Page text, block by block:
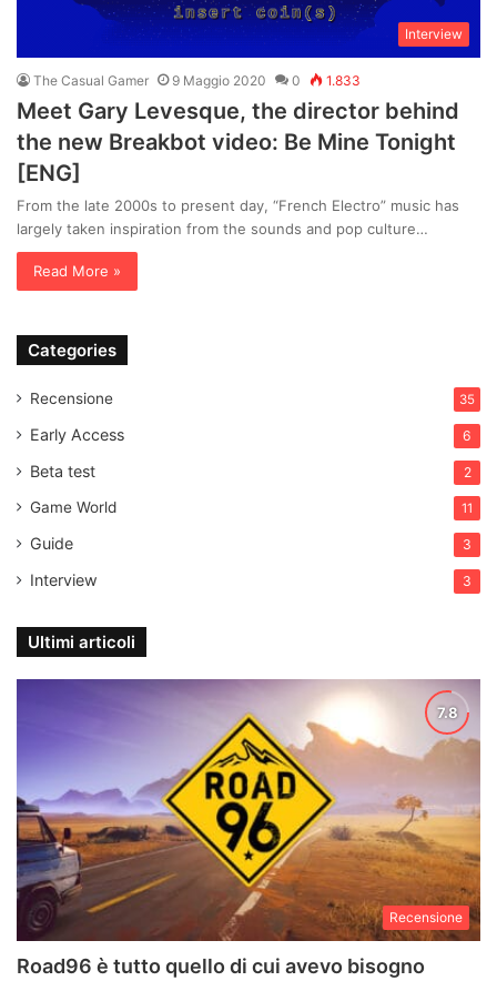
Interview
The Casual Gamer 9 Maggio 2020 0 1.833
Meet Gary Levesque, the director behind
the new Breakbot video: Be Mine Tonight
[ENG]
From the late 2000s to present day, “French Electro” music has
largely taken inspiration from the sounds and pop culture…
Read More »
Categories
Recensione 35
Early Access 6
Beta test 2
Game World 11
Guide 3
Interview 3
Ultimi articoli
Recensione
Road96 è tutto quello di cui avevo bisogno